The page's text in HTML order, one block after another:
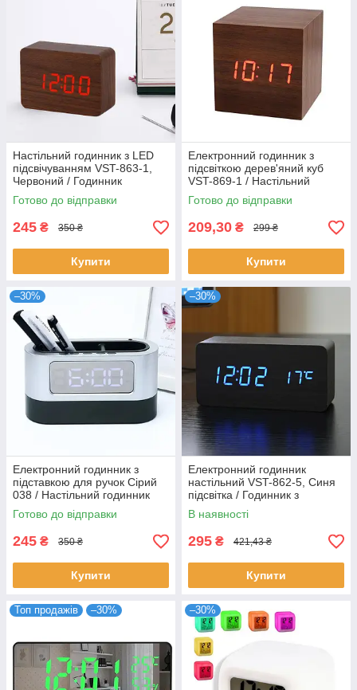
Настільний годинник з LED
підсвічуванням VST-863-1,
Червоний / Годинник
настільний електронний
Готово до відправки
245 ₴ 350 ₴
Купити
Електронний годинник з
підсвіткою дерев'яний куб
VST-869-1 / Настільний
годинник з підсвіткою
Готово до відправки
209,30 ₴ 299 ₴
Купити
–30%
Електронний годинник з
підставкою для ручок Сірий
038 / Настільний годинник
підставка з USB
Готово до відправки
245 ₴ 350 ₴
Купити
–30%
Електронний годинник
настільний VST-862-5, Синя
підсвітка / Годинник з
датчиком температури /
Годинник з підсвіткою
В наявності
295 ₴ 421,43 ₴
Купити
Топ продажів –30% –30%